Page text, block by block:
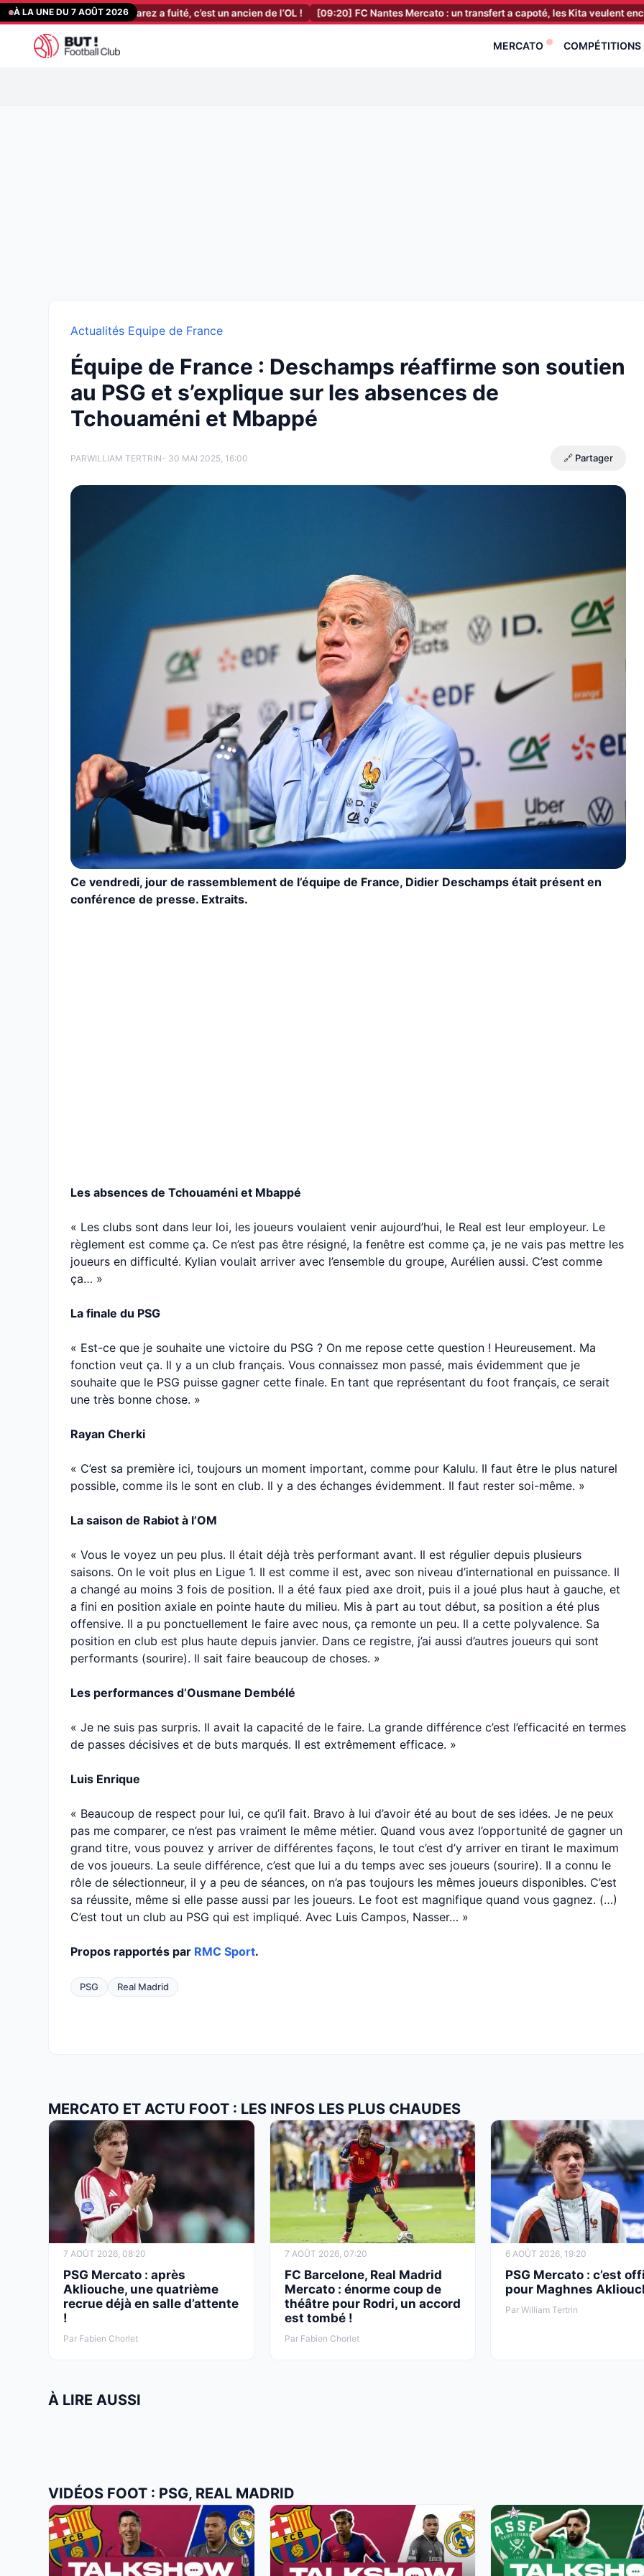
Aller
au
contenu
À LA UNE DU 7 AOÛT 2026
: le plan B d’Alvarez a fuité, c’est un ancien de l’OL ! [09:20] FC Nantes Mercato : un transfert a capoté, les Kita veulent encore faire le
MERCATO COMPÉTITIONS
Actualités Equipe de France
Équipe de France : Deschamps réaffirme son soutien
au PSG et s’explique sur les absences de
Tchouaméni et Mbappé
PARWILLIAM TERTRIN- 30 MAI 2025, 16:00 🔗 Partager
Ce vendredi, jour de rassemblement de l’équipe de France, Didier Deschamps était présent en
conférence de presse. Extraits.
Les absences de Tchouaméni et Mbappé
« Les clubs sont dans leur loi, les joueurs voulaient venir aujourd’hui, le Real est leur employeur. Le
règlement est comme ça. Ce n’est pas être résigné, la fenêtre est comme ça, je ne vais pas mettre les
joueurs en difficulté. Kylian voulait arriver avec l’ensemble du groupe, Aurélien aussi. C’est comme
ça… »
La finale du PSG
« Est-ce que je souhaite une victoire du PSG ? On me repose cette question ! Heureusement. Ma
fonction veut ça. Il y a un club français. Vous connaissez mon passé, mais évidemment que je
souhaite que le PSG puisse gagner cette finale. En tant que représentant du foot français, ce serait
une très bonne chose. »
Rayan Cherki
« C’est sa première ici, toujours un moment important, comme pour Kalulu. Il faut être le plus naturel
possible, comme ils le sont en club. Il y a des échanges évidemment. Il faut rester soi-même. »
La saison de Rabiot à l’OM
« Vous le voyez un peu plus. Il était déjà très performant avant. Il est régulier depuis plusieurs
saisons. On le voit plus en Ligue 1. Il est comme il est, avec son niveau d’international en puissance. Il
a changé au moins 3 fois de position. Il a été faux pied axe droit, puis il a joué plus haut à gauche, et
a fini en position axiale en pointe haute du milieu. Mis à part au tout début, sa position a été plus
offensive. Il a pu ponctuellement le faire avec nous, ça remonte un peu. Il a cette polyvalence. Sa
position en club est plus haute depuis janvier. Dans ce registre, j’ai aussi d’autres joueurs qui sont
performants (sourire). Il sait faire beaucoup de choses. »
Les performances d’Ousmane Dembélé
« Je ne suis pas surpris. Il avait la capacité de le faire. La grande différence c’est l’efficacité en termes
de passes décisives et de buts marqués. Il est extrêmement efficace. »
Luis Enrique
« Beaucoup de respect pour lui, ce qu’il fait. Bravo à lui d’avoir été au bout de ses idées. Je ne peux
pas me comparer, ce n’est pas vraiment le même métier. Quand vous avez l’opportunité de gagner un
grand titre, vous pouvez y arriver de différentes façons, le tout c’est d’y arriver en tirant le maximum
de vos joueurs. La seule différence, c’est que lui a du temps avec ses joueurs (sourire). Il a connu le
rôle de sélectionneur, il y a peu de séances, on n’a pas toujours les mêmes joueurs disponibles. C’est
sa réussite, même si elle passe aussi par les joueurs. Le foot est magnifique quand vous gagnez. (…)
C’est tout un club au PSG qui est impliqué. Avec Luis Campos, Nasser… »
Propos rapportés par RMC Sport.
PSG Real Madrid
MERCATO ET ACTU FOOT : LES INFOS LES PLUS CHAUDES
7 AOÛT 2026, 08:20
PSG Mercato : après
Akliouche, une quatrième
recrue déjà en salle d’attente
!
Par Fabien Chorlet
7 AOÛT 2026, 07:20
FC Barcelone, Real Madrid
Mercato : énorme coup de
théâtre pour Rodri, un accord
est tombé !
Par Fabien Chorlet
6 AOÛT 2026, 19:20
PSG Mercato : c’est
pour Maghnes
Par William Tertrin
À LIRE AUSSI
VIDÉOS FOOT : PSG, REAL MADRID